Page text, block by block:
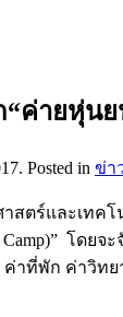
ค่ายหุ่นย
. Posted in ข่า
สตร์และเทค
Camp)” โ
าที่พัก ค่าวิท